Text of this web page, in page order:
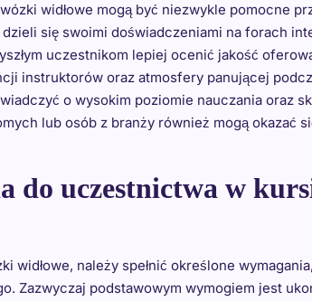
widłowe mogą być niezwykle pomocne
się swoimi doświadczeniami na forach
uczestnikom lepiej ocenić jakość
instruktorów oraz atmosfery panującej
o wysokim poziomie nauczania oraz
lub osób z branży również mogą okazać
do uczestnictwa w
widłowe, należy spełnić określone
Zazwyczaj podstawowym wymogiem jest